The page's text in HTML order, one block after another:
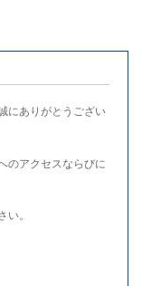
にありがとうござい
のアクセスならびに
い。